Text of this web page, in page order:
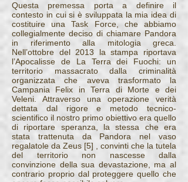
Questa premessa porta a definire il
contesto in cui si è sviluppata la mia idea di
costituire una Task Force, che abbiamo
collegialmente deciso di chiamare Pandora
in riferimento alla mitologia greca.
Nell’ottobre del 2013 la stampa riportava
l’Apocalisse de La Terra dei Fuochi: un
territorio massacrato dalla criminalità
organizzata che aveva trasformato la
Campania Felix in Terra di Morte e dei
Veleni. Attraverso una operazione verità
dettata dal rigore e metodo tecnico-
scientifico il nostro primo obiettivo era quello
di riportare speranza, la stessa che era
stata trattenuta da Pandora nel vaso
regalatole da Zeus [5] , convinti che la tutela
del territorio non nascesse dalla
convinzione della sua devastazione, ma al
contrario proprio dal proteggere quello che